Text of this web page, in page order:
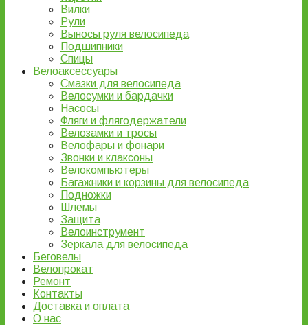
Вилки
Рули
Выносы руля велосипеда
Подшипники
Спицы
Велоаксессуары
Смазки для велосипеда
Велосумки и бардачки
Насосы
Фляги и флягодержатели
Велозамки и тросы
Велофары и фонари
Звонки и клаксоны
Велокомпьютеры
Багажники и корзины для велосипеда
Подножки
Шлемы
Защита
Велоинструмент
Зеркала для велосипеда
Беговелы
Велопрокат
Ремонт
Контакты
Доставка и оплата
О нас